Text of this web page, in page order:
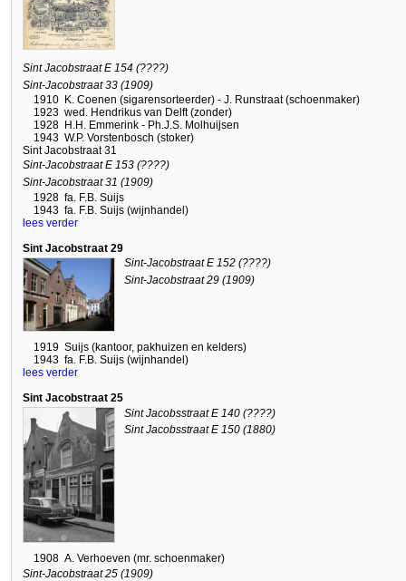
Sint Jacobstraat E 154 (????)
Sint-Jacobstraat 33 (1909)
1910 K. Coenen (sigarensorteerder) - J. Runstraat (schoenmaker)
1923 wed. Hendrikus van Delft (zonder)
1928 H.H. Emmerink - Ph.J.S. Molhuijsen
1943 W.P. Vorstenbosch (stoker)
Sint Jacobstraat 31
Sint-Jacobstraat E 153 (????)
Sint-Jacobstraat 31 (1909)
1928 fa. F.B. Suijs
1943 fa. F.B. Suijs (wijnhandel)
lees verder
Sint Jacobstraat 29
Sint-Jacobstraat E 152 (????)
Sint-Jacobstraat 29 (1909)
1919 Suijs (kantoor, pakhuizen en kelders)
1943 fa. F.B. Suijs (wijnhandel)
lees verder
Sint Jacobstraat 25
Sint Jacobsstraat E 140 (????)
Sint Jacobsstraat E 150 (1880)
1908 A. Verhoeven (mr. schoenmaker)
Sint-Jacobstraat 25 (1909)